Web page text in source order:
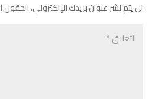
لن يتم نشر عنوان بريدك الإلكتروني.الحقول